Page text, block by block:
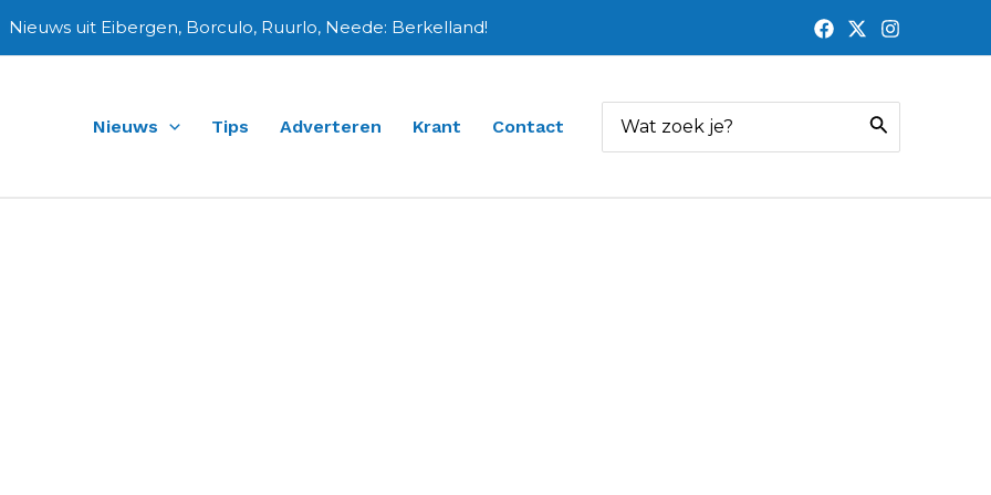
Nieuws uit Eibergen, Borculo, Ruurlo, Neede: Berkelland!
Nieuws Tips Adverteren Krant Contact
naar: